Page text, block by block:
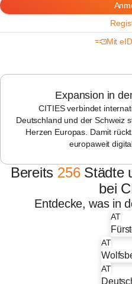
Mit
Expansion in
CITIES verbindet
Deutschland und der Schweiz
Herzen Europas. Damit
europaweit
Bereits 256256
Städte
bei
Entdecke, was in
AT
AT
AT